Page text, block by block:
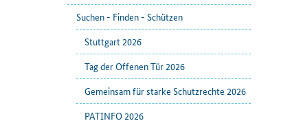
Suchen - Finden - Schützen
Stuttgart 2026
Tag der Offenen Tür 2026
Gemeinsam für starke Schutzrechte 2026
PATINFO 2026